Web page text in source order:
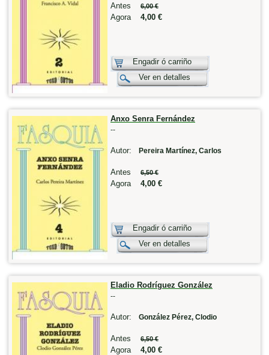
Antes 6,00 €
Agora 4,00 €
Engadir ó carriño
Ver en detalles
Anxo Senra Fernández
--
Autor: Pereira Martínez, Carlos
Antes 6,50 €
Agora 4,00 €
Engadir ó carriño
Ver en detalles
Eladio Rodríguez González
--
Autor: González Pérez, Clodio
Antes 6,50 €
Agora 4,00 €